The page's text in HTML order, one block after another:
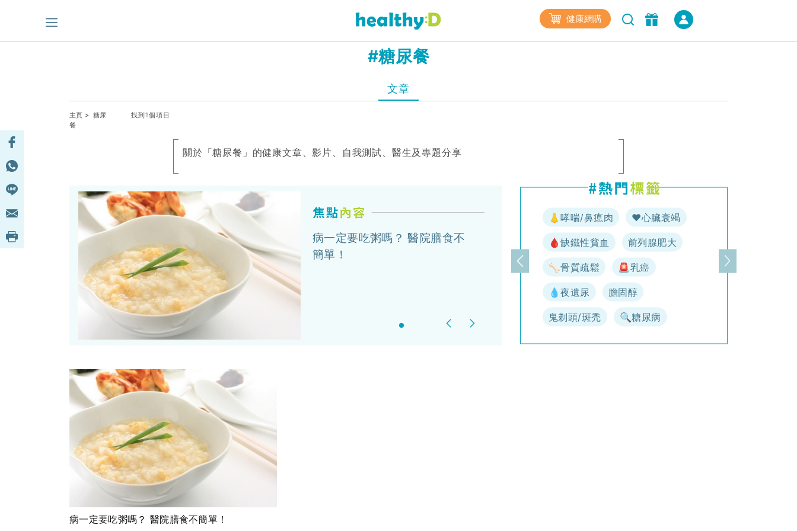
健康網購
#糖尿餐
文章
主頁 > 糖尿
餐
找到1個項目
關於「糖尿餐」的健康文章、影片、自我測試、醫生及專題分享
病一定要吃粥嗎？ 醫院膳食不
簡單！
Previous
上一頁
👃哮喘/鼻瘜肉 ♥️心臟衰竭
🩸缺鐵性貧血 前列腺肥大
🦴骨質疏鬆 🚨乳癌
💧夜遺尿 膽固醇
鬼剃頭/斑禿 🔍糖尿病
下一頁
病一定要吃粥嗎？ 醫院膳食不簡單！